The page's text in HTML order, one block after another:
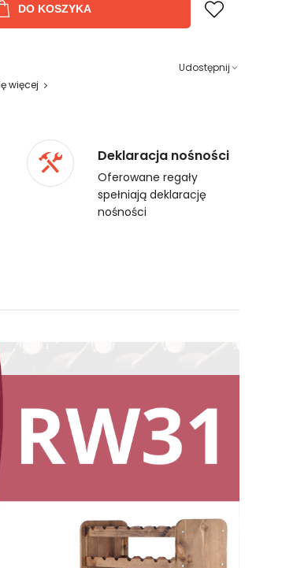
DO KOSZYKA
więcej
Udostępnij
Deklaracja nośności
Oferowane regały
spełniają deklarację
nośności